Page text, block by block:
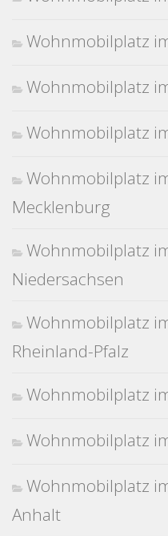
Wohnmobilplatz
Wohnmobilplatz
Wohnmobilplatz
Wohnmobilplatz
Mecklenburg
Wohnmobilplatz
Niedersachsen
Wohnmobilplatz
Rheinland-Pfalz
Wohnmobilplatz
Wohnmobilplatz
Wohnmobilplatz
Anhalt